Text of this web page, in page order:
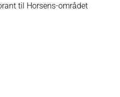
til Horsens-området